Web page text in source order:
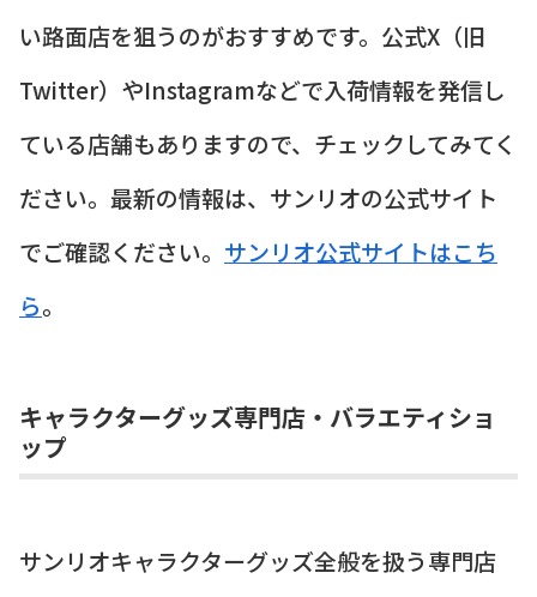
い路面店を狙うのがおすすめです。公式X（旧
Twitter）やInstagramなどで入荷情報を発信し
ている店舗もありますので、チェックしてみてく
ださい。最新の情報は、サンリオの公式サイト
でご確認ください。 サンリオ公式サイトはこち
ら。
キャラクターグッズ専門店・バラエティショ
ップ
サンリオキャラクターグッズ全般を扱う専門店